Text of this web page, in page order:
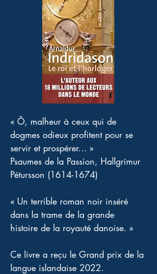
« Ô, malheur à ceux qui de
dogmes odieux profitent pour se
servir et prospérer... »
Psaumes de la Passion, Hallgrímur
Pétursson (1614-1674)
« Un terrible roman noir inséré
dans la trame de la grande
histoire de la royauté danoise. »
Ce livre a reçu le Grand prix de la
langue islandaise 2022.